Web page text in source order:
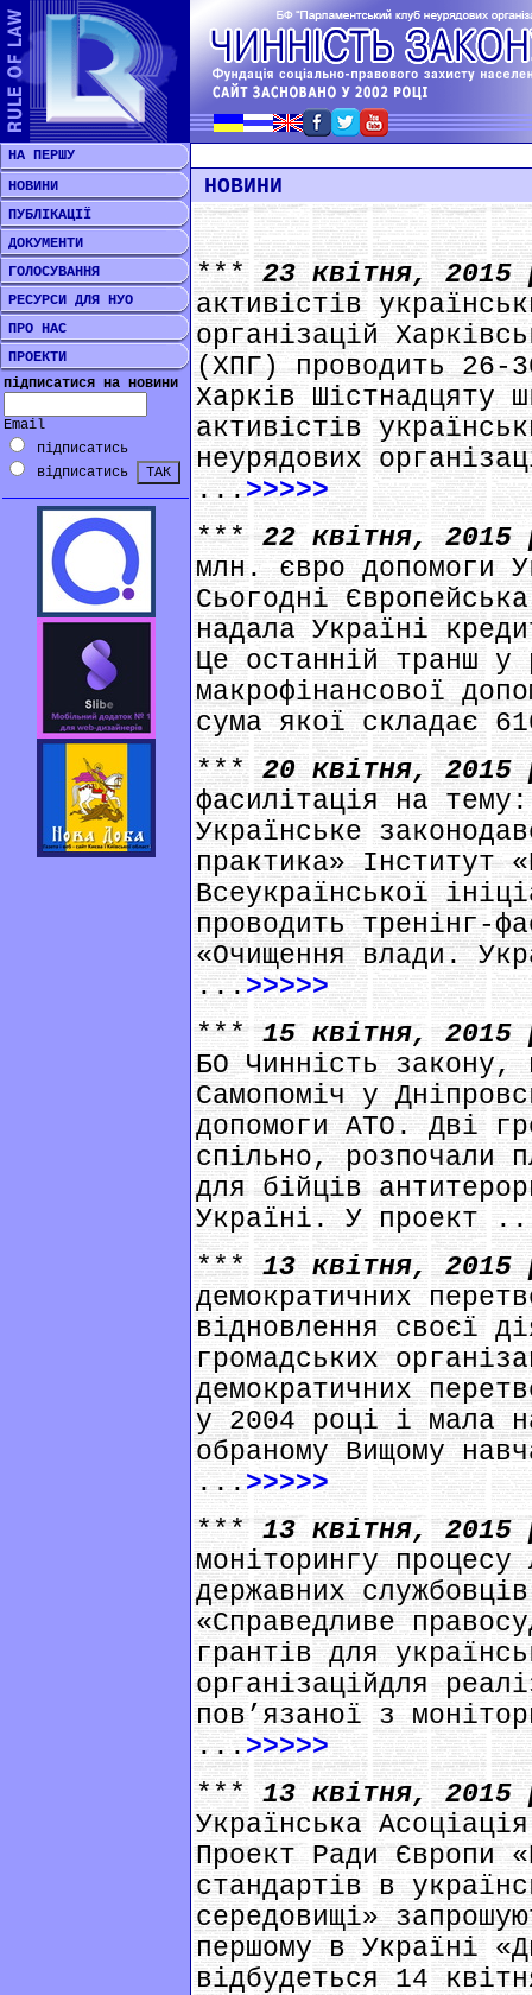
НА ПЕРШУ
НОВИНИ
ПУБЛІКАЦІЇ
ДОКУМЕНТИ
ГОЛОСУВАННЯ
РЕСУРСИ ДЛЯ НУО
ПРО НАС
ПРОЕКТИ
підписатися на новини
Email
підписатись
відписатись
НОВИНИ
***23 квітня,
активістів
організацій
(ХПГ) проводить 26-
Харків Шістнадцяту
активістів
неурядових
...>>>>>
***22 квітня,
млн. євро допомоги
Сьогодні
надала Україні
Це останній транш у
макрофінансової
сума якої складає
***20 квітня,
фасилітація на
Українське
практика» Інститут
Всеукраїнської
проводить тренінг-
«Очищення влади.
...>>>>>
***15 квітня,
БО Чинність закону,
Самопоміч у
допомоги АТО. Дві
спільно, розпочали
для бійців
Україні. У проект
***13 квітня,
демократичних
відновлення своєї
громадських
демократичних
у 2004 році і мала
обраному Вищому
...>>>>>
***13 квітня,
моніторингу
державних
«Справедливе
грантів для
організаційдля
пов’язаної з
...>>>>>
***13 квітня,
Українська
Проект Ради Європи
стандартів в
середовищі»
першому в Україні
відбудеться 14